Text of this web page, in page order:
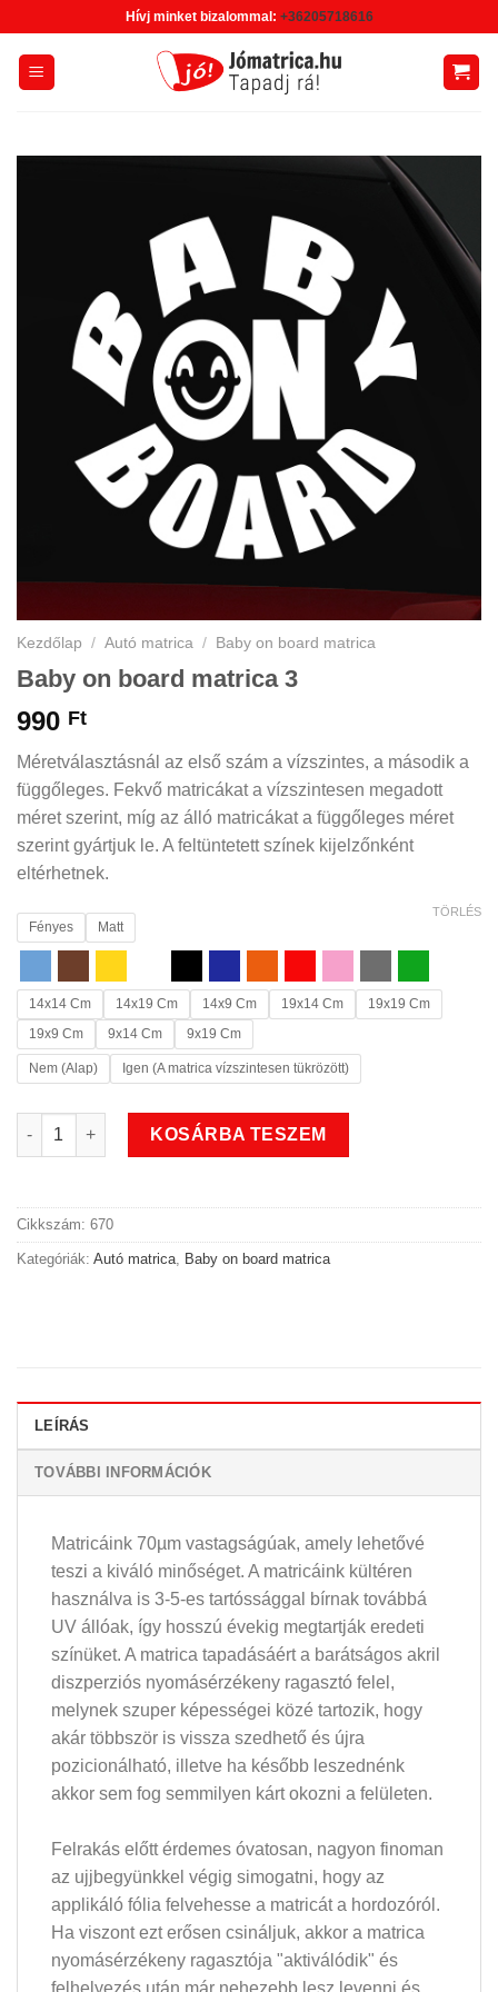
content
Hívj minket bizalommal: +36205718616
Kezdőlap / Autó matrica / Baby on board matrica
Baby on board matrica 3
990 Ft
Méretválasztásnál az első szám a vízszintes, a második a
függőleges. Fekvő matricákat a vízszintesen megadott
méret szerint, míg az álló matricákat a függőleges méret
szerint gyártjuk le. A feltüntetett színek kijelzőnként
eltérhetnek.
Fényes Matt
14x14 Cm 14x19 Cm 14x9 Cm 19x14 Cm
19x19 Cm
19x9 Cm
9x14 Cm 9x19 Cm
Nem (Alap) Igen (A matrica vízszintesen tükrözött)
TÖRLÉS
Baby on board matrica 3 mennyiség
KOSÁRBA TESZEM
Cikkszám: 670
Kategóriák: Autó matrica Baby on board matrica
LEÍRÁS
TOVÁBBI INFORMÁCIÓK
Matricáink 70µm vastagságúak, amely lehetővé
teszi a kiváló minőséget. A matricáink kültéren
használva is 3-5-es tartóssággal bírnak továbbá
UV állóak, így hosszú évekig megtartják eredeti
színüket. A matrica tapadásáért a barátságos akril
diszperziós nyomásérzékeny ragasztó felel,
melynek szuper képességei közé tartozik, hogy
akár többször is vissza szedhető és újra
pozicionálható, illetve ha később leszednénk
akkor sem fog semmilyen kárt okozni a felületen.
Felrakás előtt érdemes óvatosan, nagyon finoman
az ujjbegyünkkel végig simogatni, hogy az
applikáló fólia felvehesse a matricát a hordozóról.
Ha viszont ezt erősen csináljuk, akkor a matrica
nyomásérzékeny ragasztója "aktiválódik" és